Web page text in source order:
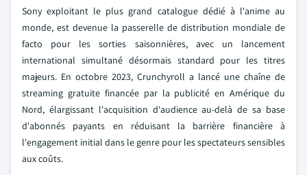
Sony exploitant le plus grand catalogue dédié à l'anime au
monde, est devenue la passerelle de distribution mondiale de
facto pour les sorties saisonnières, avec un lancement
international simultané désormais standard pour les titres
majeurs. En octobre 2023, Crunchyroll a lancé une chaîne de
streaming gratuite financée par la publicité en Amérique du
Nord, élargissant l'acquisition d'audience au-delà de sa base
d'abonnés payants en réduisant la barrière financière à
l'engagement initial dans le genre pour les spectateurs sensibles
aux coûts.